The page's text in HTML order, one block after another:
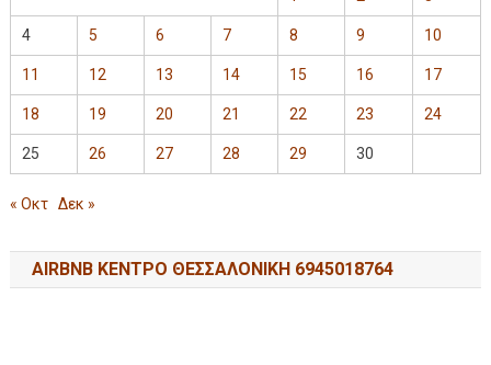
4 5 6 7 8 9 10
11 12 13 14 15 16 17
18 19 20 21 22 23 24
25 26 27 28 29 30
« Οκτ Δεκ »
AIRBNB ΚΕΝΤΡΟ ΘΕΣΣΑΛΟΝΙΚΗ 6945018764